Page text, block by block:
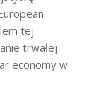
tej
trwałej
economy w